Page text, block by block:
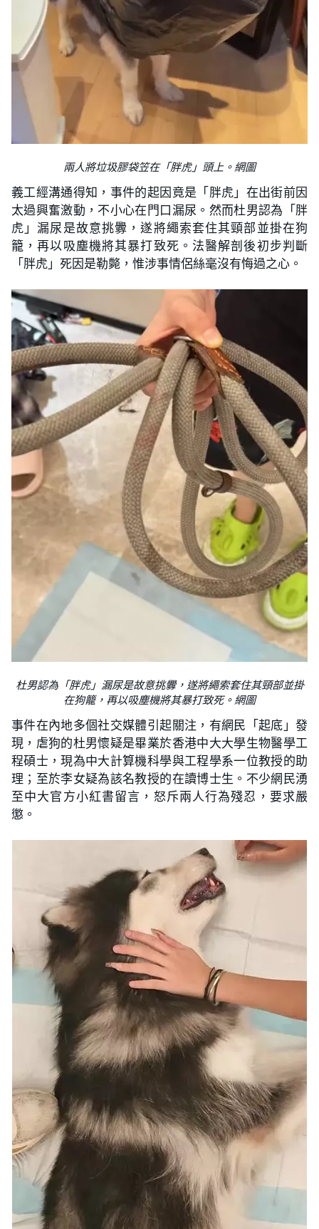
兩人將垃圾膠袋笠在「胖虎」頭上。網圖
義工經溝通得知，事件的起因竟是「胖虎」在出街前因
太過興奮激動，不小心在門口漏尿。然而杜男認為「胖
虎」漏尿是故意挑釁，遂將繩索套住其頸部並掛在狗
籠，再以吸塵機將其暴打致死。法醫解剖後初步判斷
「胖虎」死因是勒斃，惟涉事情侶絲毫沒有悔過之心。
杜男認為「胖虎」漏尿是故意挑釁，遂將繩索套住其頸部並掛
在狗籠，再以吸塵機將其暴打致死。網圖
事件在內地多個社交媒體引起關注，有網民「起底」發
現，虐狗的杜男懷疑是畢業於香港中大大學生物醫學工
程碩士，現為中大計算機科學與工程學系一位教授的助
理；至於李女疑為該名教授的在讀博士生。不少網民湧
至中大官方小紅書留言，怒斥兩人行為殘忍，要求嚴
懲。